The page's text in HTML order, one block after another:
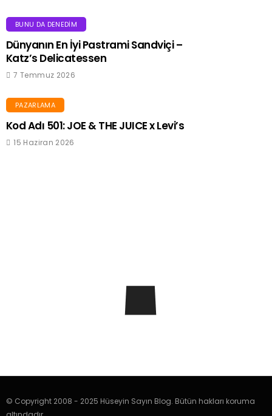
BUNU DA DENEDIM
Dünyanın En İyi Pastrami Sandviçi –
Katz’s Delicatessen
7 Temmuz 2026
PAZARLAMA
Kod Adı 501: JOE & THE JUICE x Levi’s
15 Haziran 2026
© Copyright 2008 - 2025 Hüseyin Sayın Blog. Bütün hakları koruma